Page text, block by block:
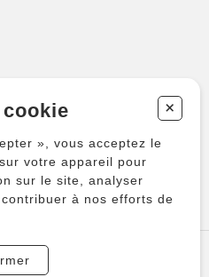
instruments
– PRODUCTIONS D'OZ
+
», vous acceptez le
votre appareil pour
sur le site, analyser
à nos efforts de